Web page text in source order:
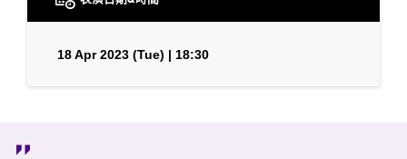
18 Apr 2023 (Tue) | 18:30